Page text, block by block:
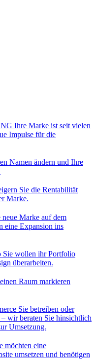
Ihre Marke ist seit vielen
Impulse für die
Namen ändern und Ihre
Sie die Rentabilität
Marke.
neue Marke auf dem
eine Expansion ins
Sie wollen ihr Portfolio
überarbeiten.
Raum markieren
Sie betreiben oder
wir beraten Sie hinsichtlich
Umsetzung.
möchten eine
umsetzen und benötigen